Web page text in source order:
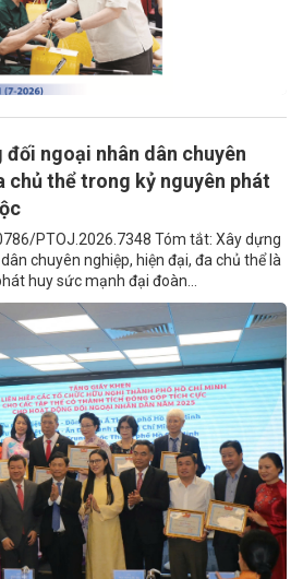
ngoại nhân dân chuyên
chủ thể trong kỷ nguyên phát
PTOJ.2026.7348 Tóm tắt: Xây dựng
chuyên nghiệp, hiện đại, đa chủ thể là
huy sức mạnh đại đoàn...